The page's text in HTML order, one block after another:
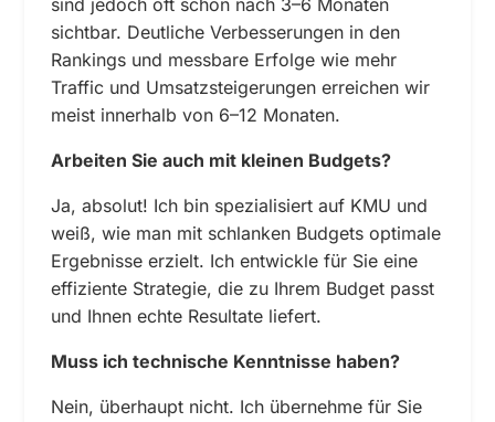
sind jedoch oft schon nach 3–6 Monaten
sichtbar. Deutliche Verbesserungen in den
Rankings und messbare Erfolge wie mehr
Traffic und Umsatzsteigerungen erreichen wir
meist innerhalb von 6–12 Monaten.
Arbeiten Sie auch mit kleinen Budgets?
Ja, absolut! Ich bin spezialisiert auf KMU und
weiß, wie man mit schlanken Budgets optimale
Ergebnisse erzielt. Ich entwickle für Sie eine
effiziente Strategie, die zu Ihrem Budget passt
und Ihnen echte Resultate liefert.
Muss ich technische Kenntnisse haben?
Nein, überhaupt nicht. Ich übernehme für Sie